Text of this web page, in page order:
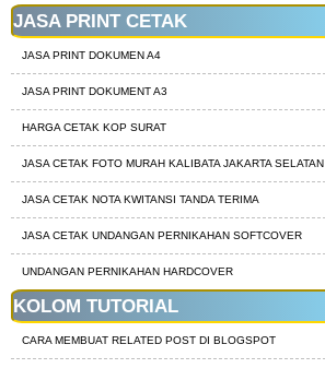
JASA PRINT CETAK
JASA PRINT DOKUMEN A4
JASA PRINT DOKUMENT A3
HARGA CETAK KOP SURAT
JASA CETAK FOTO MURAH KALIBATA JAKARTA SELATAN
JASA CETAK NOTA KWITANSI TANDA TERIMA
JASA CETAK UNDANGAN PERNIKAHAN SOFTCOVER
UNDANGAN PERNIKAHAN HARDCOVER
KOLOM TUTORIAL
CARA MEMBUAT RELATED POST DI BLOGSPOT